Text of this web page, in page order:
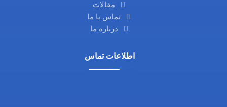
مقالات
تماس با ما
درباره ما
اطلاعات تماس